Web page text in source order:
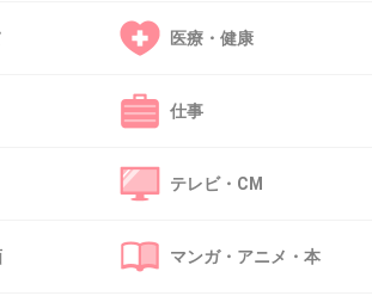
ないアナウンサーなら、もう出
よ。
+115
でるんだから、他のアナウンサ
げてください。
医療・健康
仕事
テレビ・CM
マンガ・アニメ・本